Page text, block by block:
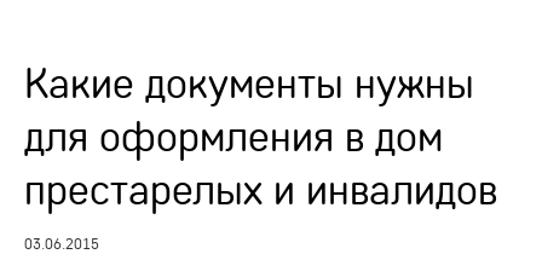
Какие документы нужны
для оформления в дом
престарелых и инвалидов
03.06.2015